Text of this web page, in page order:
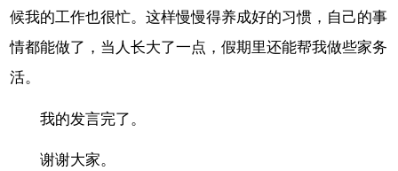
候我的工作也很忙。这样慢慢得养成好的习惯，自己的事
情都能做了，当人长大了一点，假期里还能帮我做些家务
活。
我的发言完了。
谢谢大家。